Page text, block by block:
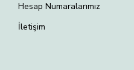
Hesap Numaralarımız
İletişim